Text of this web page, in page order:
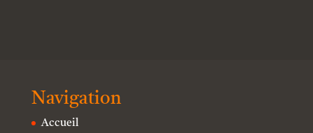
Navigation
Accueil